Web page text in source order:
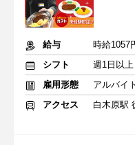
給与
時給1057
シフト
雇用形態
アルバイ
アクセス
白木原駅